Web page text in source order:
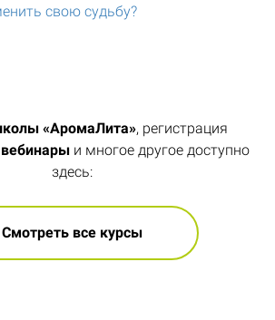
свою судьбу?
«АромаЛита», регистрация
и многое другое доступно
здесь:
Смотреть все курсы